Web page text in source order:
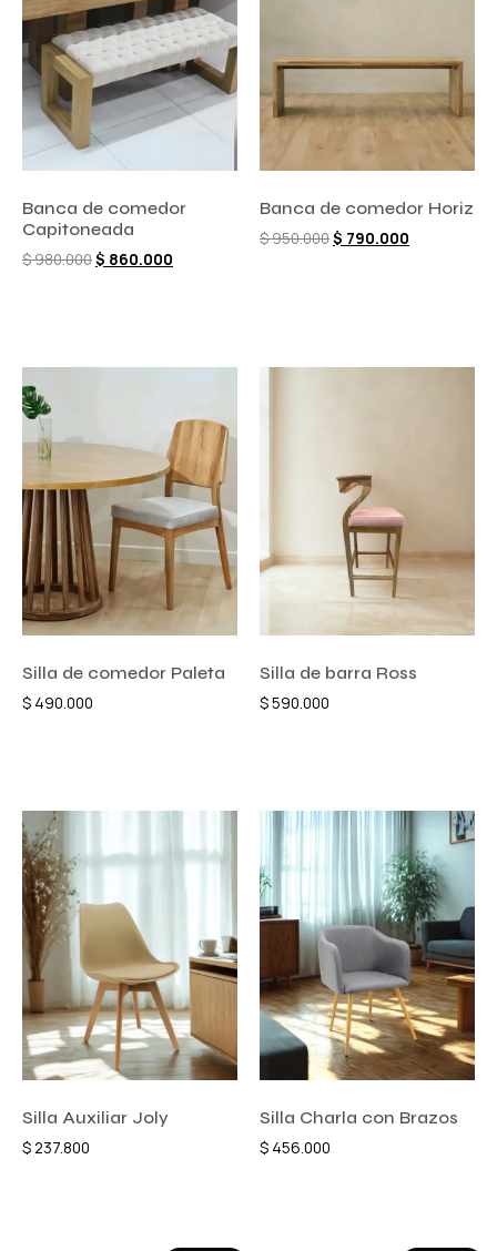
Banca de comedor
Capitoneada
$980.000$ 860.000
Banca de comedor Horiz
$950.000$ 790.000
Silla de comedor Paleta
$ 490.000
Silla de barra Ross
$590.000
Silla Auxiliar Joly
$ 237.800
Silla Charla con Brazos
$ 456.000